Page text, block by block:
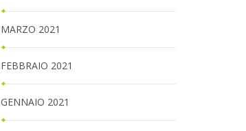
MARZO 2021
FEBBRAIO 2021
GENNAIO 2021